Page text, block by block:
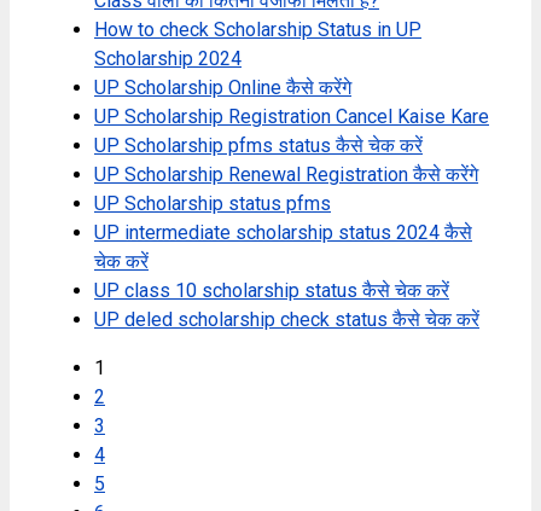
How to check Scholarship Status in UP
Scholarship 2024
UP Scholarship Online कैसे करेंगे
UP Scholarship Registration Cancel Kaise Kare
UP Scholarship pfms status कैसे चेक करें
UP Scholarship Renewal Registration कैसे करेंगे
UP Scholarship status pfms
UP intermediate scholarship status 2024 कैसे
चेक करें
UP class 10 scholarship status कैसे चेक करें
UP deled scholarship check status कैसे चेक करें
1
2
3
4
5